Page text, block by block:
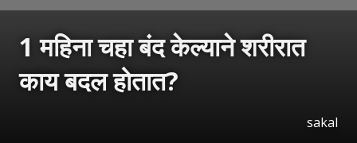
1 महिना चहा बंद केल्याने शरीरात
काय बदल होतात?
sakal